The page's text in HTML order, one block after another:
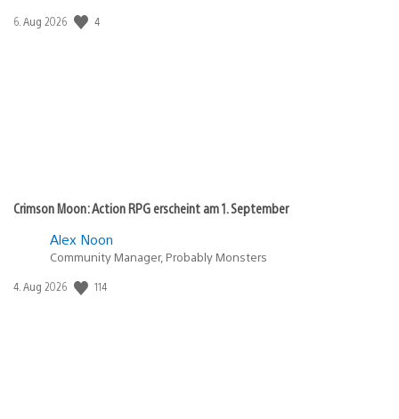
Veröffentlichungsdatum:
6. Aug 2026 4
Crimson Moon: Action RPG erscheint am 1. September
Alex Noon
Community Manager, Probably Monsters
Veröffentlichungsdatum:
4. Aug 2026 114